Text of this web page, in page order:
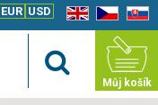
EN CZ SK
EUR USD
Můj košík